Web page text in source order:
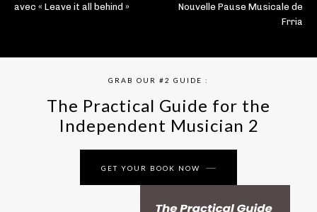
avec « Leave it all behind »
Nouvelle Pause Musicale de
Frria
GRAB OUR #2 GUIDE :
The Practical Guide for the
Independent Musician 2
GET YOUR BOOK NOW